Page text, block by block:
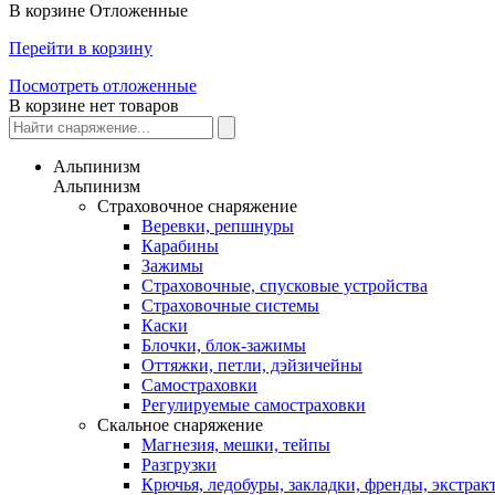
В корзине Отложенные
Перейти в корзину
Посмотреть отложенные
В корзине нет товаров
Альпинизм
Альпинизм
Страховочное снаряжение
Веревки, репшнуры
Карабины
Зажимы
Страховочные, спусковые устройства
Страховочные системы
Каски
Блочки, блок-зажимы
Оттяжки, петли, дэйзичейны
Самостраховки
Регулируемые самостраховки
Скальное снаряжение
Магнезия, мешки, тейпы
Разгрузки
Крючья, ледобуры, закладки, френды,